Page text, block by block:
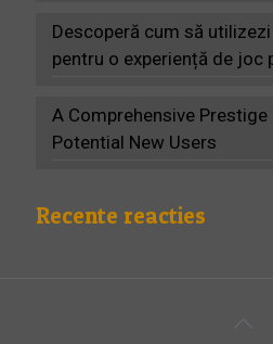
Descoperă cum să
pentru o experiență de joc
A Comprehensive
Potential New Users
Recente reacties